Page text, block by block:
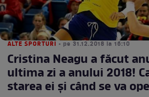
ALTE SPORTURI • pe 31.12.2018 la 16:10
Cristina Neagu a făcut
ultima zi a anului 2018!
starea ei și când se va